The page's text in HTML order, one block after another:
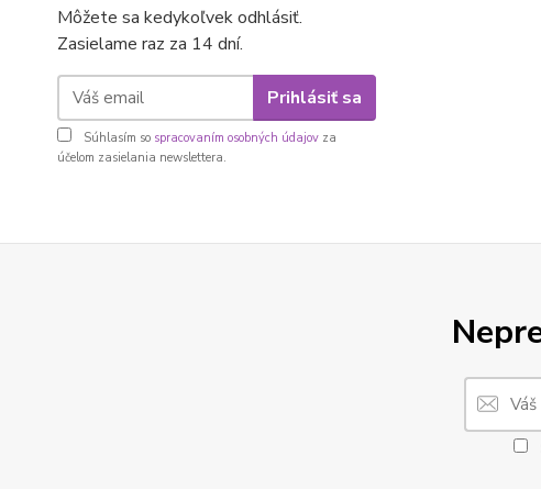
Môžete sa kedykoľvek odhlásiť.
Zasielame raz za 14 dní.
Prihlásiť sa
Súhlasím so spracovaním osobných údajov za
účelom zasielania newslettera.